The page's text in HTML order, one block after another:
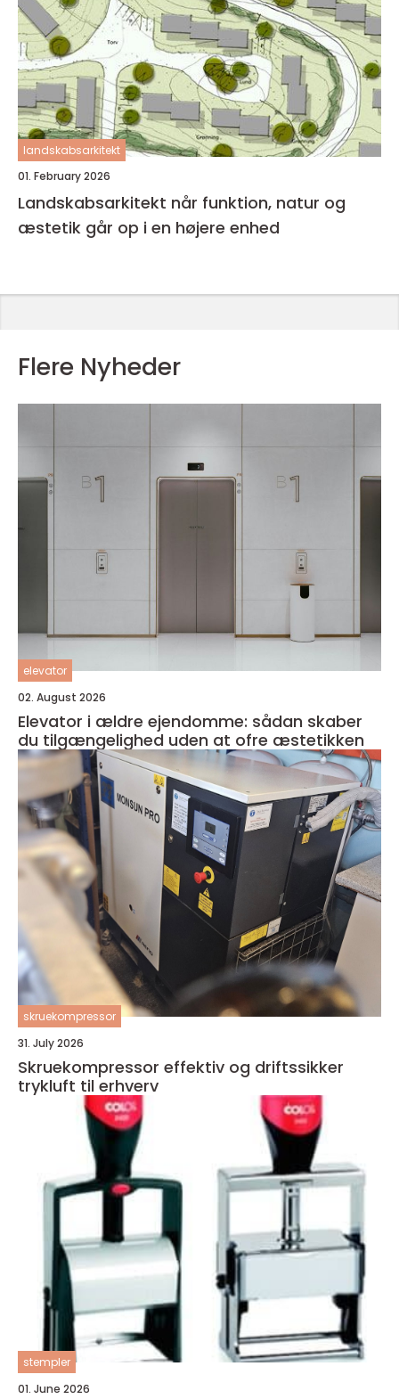
landskabsarkitekt
01. February 2026
Landskabsarkitekt når funktion, natur og
æstetik går op i en højere enhed
Flere Nyheder
elevator
02. August 2026
Elevator i ældre ejendomme: sådan skaber
du tilgængelighed uden at ofre æstetikken
skruekompressor
31. July 2026
Skruekompressor effektiv og driftssikker
trykluft til erhverv
stempler
01. June 2026